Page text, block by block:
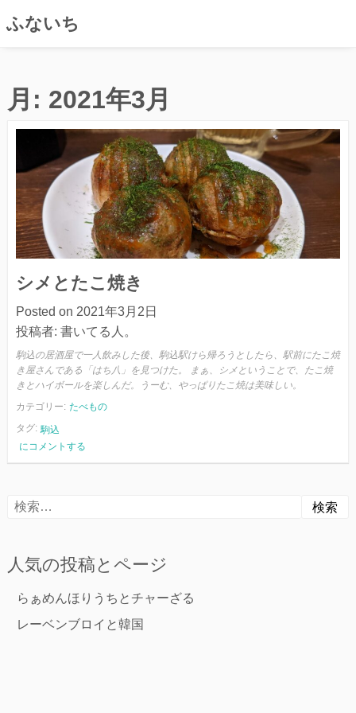
ふないち
月: 2021年3月
シメとたこ焼き
Posted on 2021年3月2日
投稿者: 書いてる人。
駒込の居酒屋で一人飲みした後、駒込駅けら帰ろうとしたら、駅前にたこ焼
き屋さんである「はち八」を見つけた。 まぁ、シメということで、たこ焼
きとハイボールを楽しんだ。うーむ、やっぱりたこ焼は美味しい。
カテゴリー: たべもの
タグ: 駒込
シ
メ
こ
にコメントする
検
人気の投稿とページ
らぁめんほりうちとチャーざる
レーベンブロイと韓国